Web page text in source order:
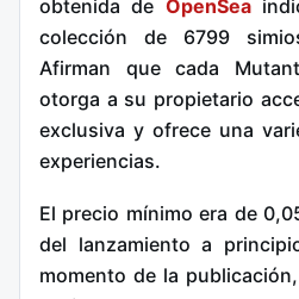
obtenida de OpenSea
colección de 6799
Afirman que cada
otorga a su propietario
exclusiva y ofrece una
experiencias.
El precio mínimo era de
del lanzamiento a
momento de la publicación,